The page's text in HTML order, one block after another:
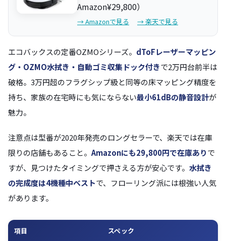
Amazon¥29,800）
→ Amazonで見る → 楽天で見る
エコバックスの定番OZMOシリーズ。 dToFレーザーマッピン
グ・OZMO水拭き・自動ゴミ収集ドック付きで2万円台前半は
破格。3万円超のフラグシップ級と同等の床マッピング精度を
持ち、家族の在宅時にも気にならない最小61dBの静音設計が
魅力。
注意点は型番が2020年発売のロングセラーで、楽天では在庫
限りの店舗もあること。 Amazonにも29,800円で在庫ありで
すが、見つけたタイミングで押さえる方が安心です。 水拭き
の完成度は4機種中ベストで、フローリング派には根強い人気
があります。
項目 スペック